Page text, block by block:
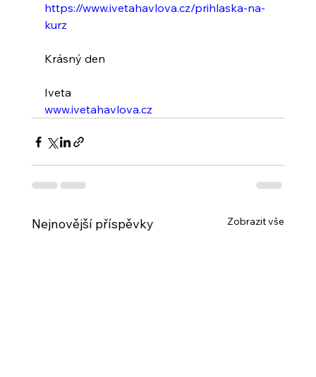
https://www.ivetahavlova.cz/prihlaska-na-
kurz
Krásný den
Iveta
www.ivetahavlova.cz
Nejnovější příspěvky Zobrazit vše